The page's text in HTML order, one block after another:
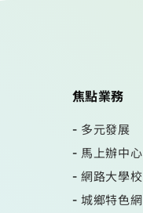
焦點業務
多元發展
馬上辦中心
網路大學校
城鄉特色網